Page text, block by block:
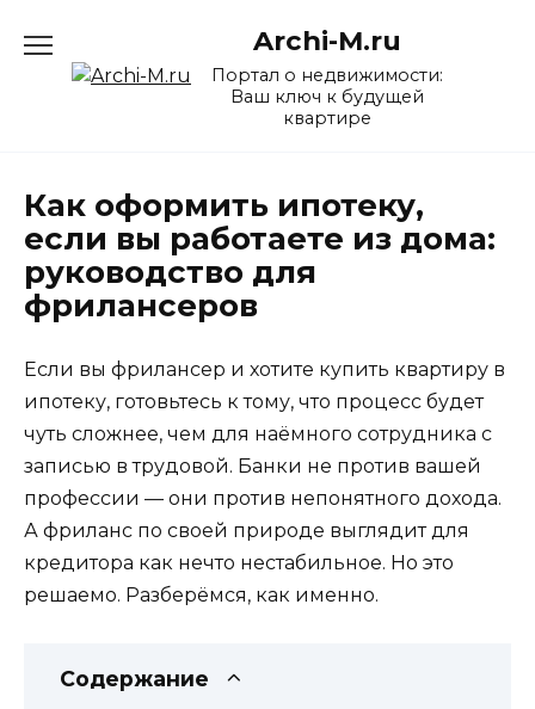
содержанию
Archi-M.ru
Портал о недвижимости:
Ваш ключ к будущей
квартире
Как оформить ипотеку,
если вы работаете из дома:
руководство для
фрилансеров
Если вы фрилансер и хотите купить квартиру в
ипотеку, готовьтесь к тому, что процесс будет
чуть сложнее, чем для наёмного сотрудника с
записью в трудовой. Банки не против вашей
профессии — они против непонятного дохода.
А фриланс по своей природе выглядит для
кредитора как нечто нестабильное. Но это
решаемо. Разберёмся, как именно.
Содержание